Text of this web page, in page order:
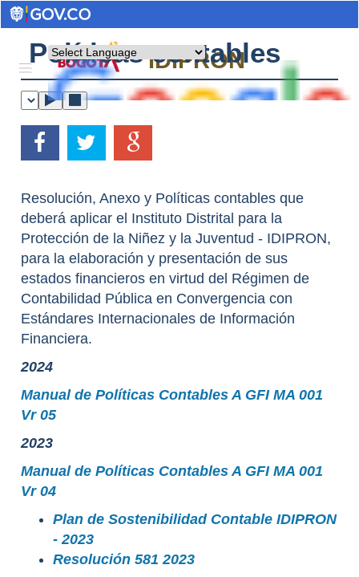
Powered by
IDIPRON
Políticas contables
Resolución, Anexo y Políticas contables que
deberá aplicar el Instituto Distrital para la
Protección de la Niñez y la Juventud - IDIPRON,
para la elaboración y presentación de sus
estados financieros en virtud del Régimen de
Contabilidad Pública en Convergencia con
Estándares Internacionales de Información
Financiera.
2024
Manual de Políticas Contables A GFI MA 001
Vr 05
2023
Manual de Políticas Contables A GFI MA 001
Vr 04
Plan de Sostenibilidad Contable IDIPRON
- 2023
Resolución 581 2023